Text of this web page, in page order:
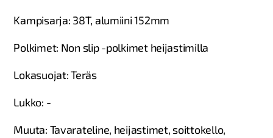
Kampisarja: 38T, alumiini 152mm​
Polkimet: Non slip -polkimet heijastimilla​
Lokasuojat: Teräs ​
Lukko: -​
Muuta: Tavarateline, heijastimet, soittokello,